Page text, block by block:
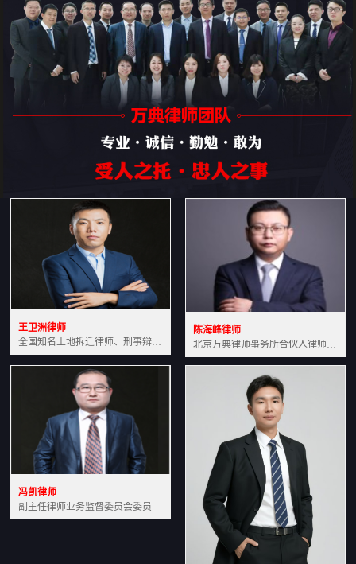
王卫洲律师
全国知名土地拆迁律师、刑事辩护律师北京万典律师事务所主任中国法学会会员北京市行政法研究会理事
陈海峰律师
北京万典律师事务所合伙人律师土地房产专业资深律师
冯凯律师
副主任律师业务监督委员会委员